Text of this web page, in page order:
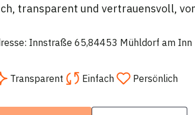
transparent und vertrauensvoll,
Innstraße 65,84453 Mühldorf am Inn
Transparent Einfach Persönlich